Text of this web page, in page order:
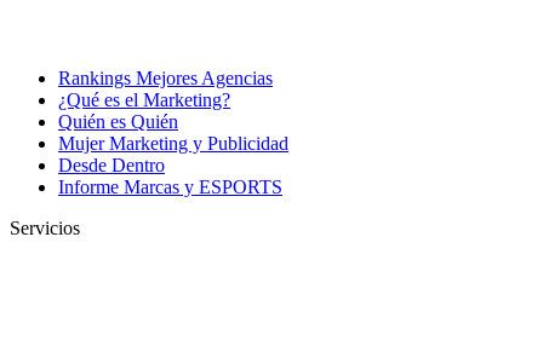
Rankings Mejores Agencias
¿Qué es el Marketing?
Quién es Quién
Mujer Marketing y Publicidad
Desde Dentro
Informe Marcas y ESPORTS
Servicios